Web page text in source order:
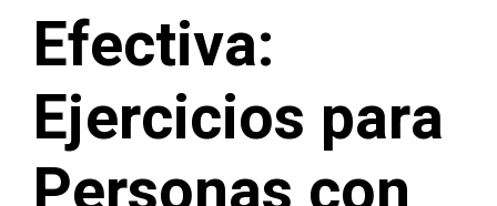
Efectiva:
Ejercicios para